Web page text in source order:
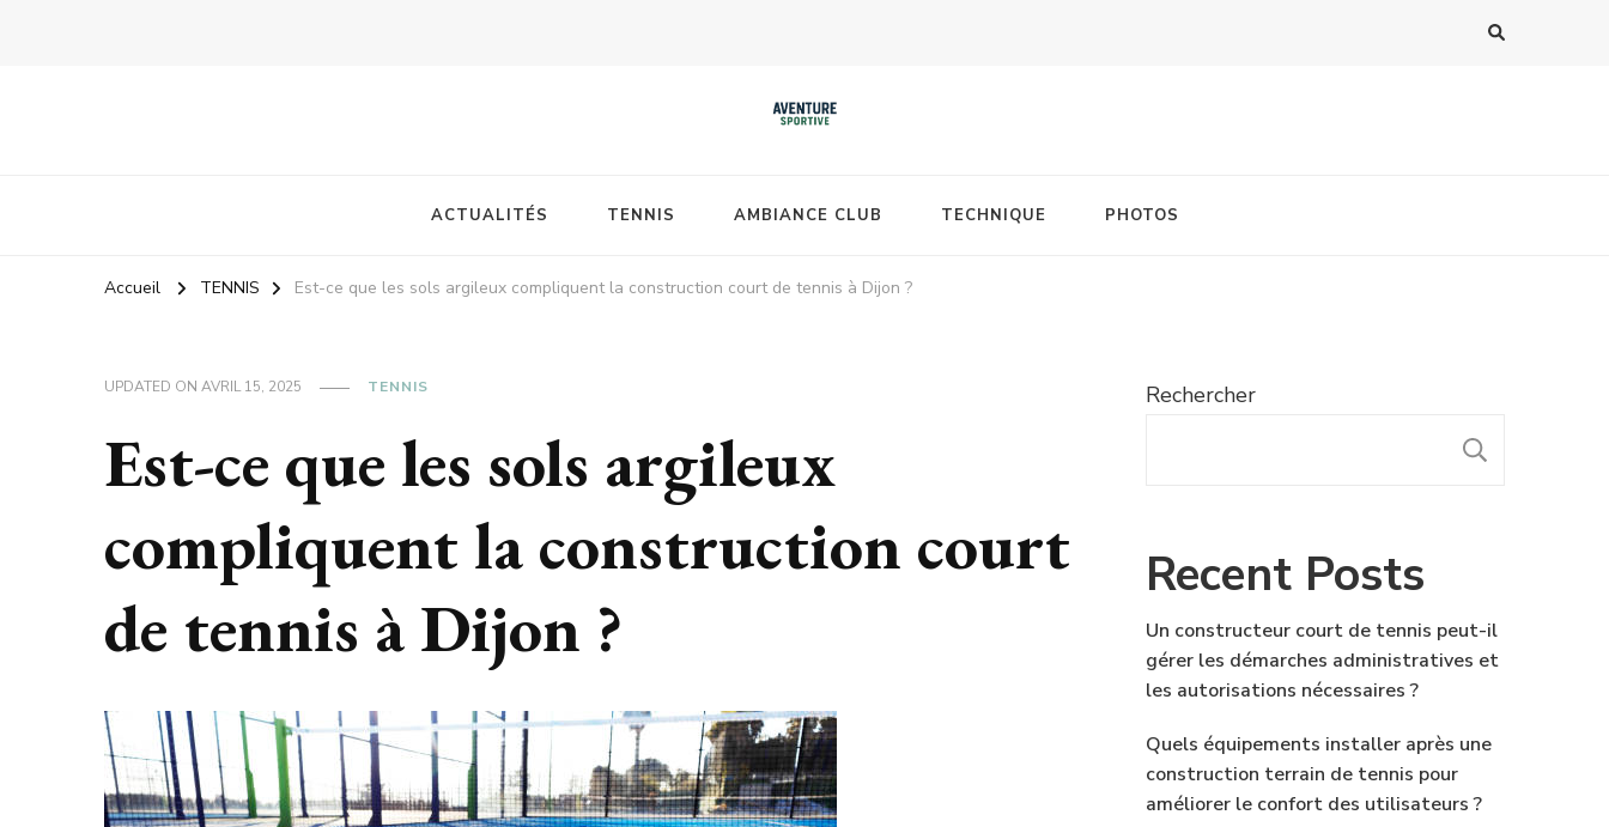
ACTUALITÉS TENNIS AMBIANCE CLUB TECHNIQUE PHOTOS
Accueil TENNIS Est-ce que les sols argileux compliquent la construction court de tennis à Dijon ?
UPDATED ON AVRIL 15, 2025 TENNIS
Est-ce que les sols argileux
compliquent la construction court
de tennis à Dijon ?
Rechercher
Recent Posts
Un constructeur court de tennis peut-il
gérer les démarches administratives et
les autorisations nécessaires ?
Quels équipements installer après une
construction terrain de tennis pour
améliorer le confort des utilisateurs ?